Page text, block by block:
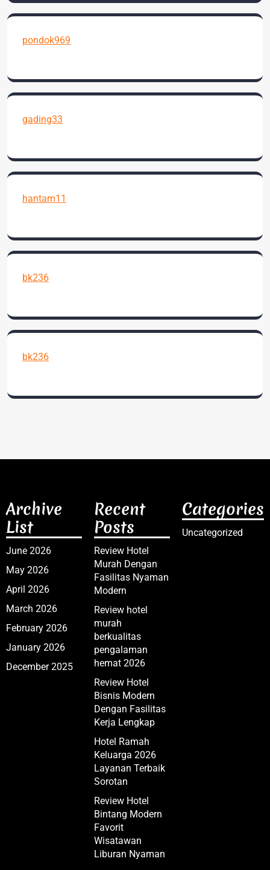
pondok969
gading33
hantam11
bk236
bk236
Archive
List
June 2026
May 2026
April 2026
March 2026
February 2026
January 2026
December 2025
Recent
Posts
Review Hotel
Murah Dengan
Fasilitas Nyaman
Modern
Review hotel
murah
berkualitas
pengalaman
hemat 2026
Review Hotel
Bisnis Modern
Dengan Fasilitas
Kerja Lengkap
Hotel Ramah
Keluarga 2026
Layanan Terbaik
Sorotan
Review Hotel
Bintang Modern
Favorit
Wisatawan
Liburan Nyaman
Categories
Uncategorized